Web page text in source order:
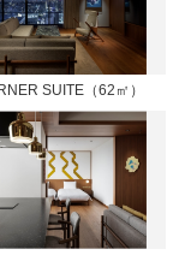
SUITE（62㎡）